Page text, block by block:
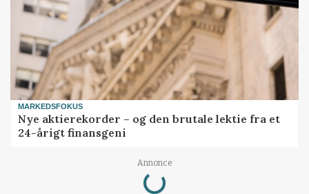
MARKEDSFOKUS
Nye aktierekorder – og den brutale lektie fra et
24-årigt finansgeni
Annonce
Loading...